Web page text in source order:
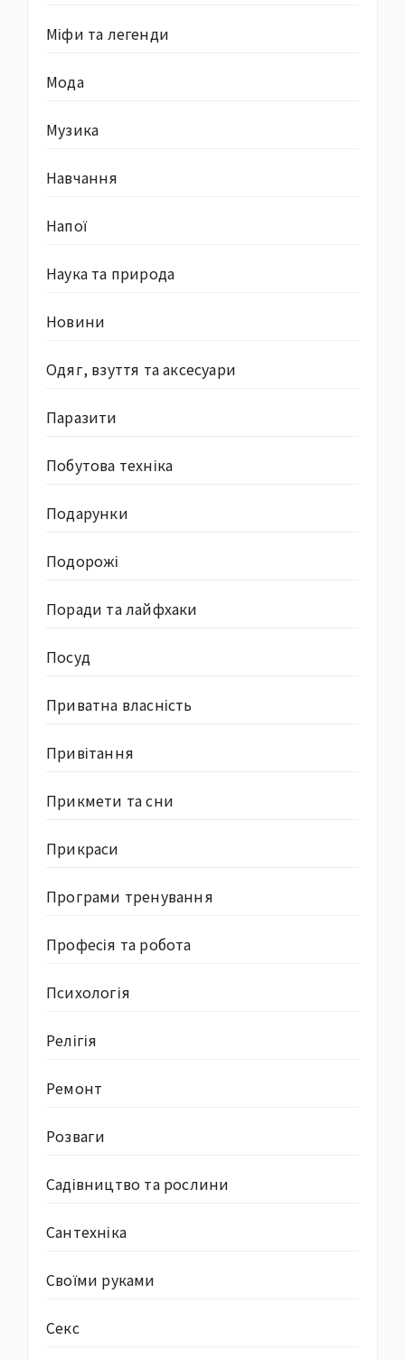
Міфи та легенди
Мода
Музика
Навчання
Напої
Наука та природа
Новини
Одяг, взуття та аксесуари
Паразити
Побутова техніка
Подарунки
Подорожі
Поради та лайфхаки
Посуд
Приватна власність
Привітання
Прикмети та сни
Прикраси
Програми тренування
Професія та робота
Психологія
Релігія
Ремонт
Розваги
Садівництво та рослини
Сантехніка
Своїми руками
Секс